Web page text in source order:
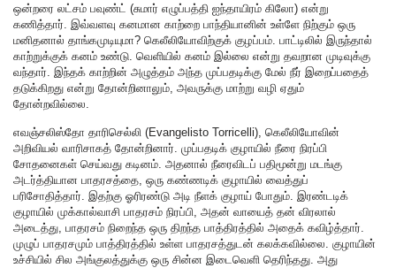
ஒன்றரை லட்சம் பவுண்ட் (சுமார் எழுப்பத்தி ஐந்தாயிரம் கிலோ) என்று
கணித்தார். இவ்வளவு கனமான காற்றை பாந்தியானின் உள்ளே நிற்கும் ஒரு
மனிதனால் தாங்கமுடியுமா? கெலீலியோவிற்குக் குழப்பம். பாட்டிலில் இருந்தால்
காற்றுக்குக் கனம் உண்டு. வெளியில் கனம் இல்லை என்று தவறான முடிவுக்கு
வந்தார். இந்தக் காற்றின் அழுத்தம் அந்த முப்பதடிக்கு மேல் நீர் இறைப்பதைத்
தடுக்கிறது என்று தோன்றினாலும், அவருக்கு மாற்று வழி ஏதும்
தோன்றவில்லை.
எவஞ்சலிஸ்தோ தாரிசெல்லி (Evangelisto Torricelli), கெலீலியோவின்
அறிவியல் வாரிசாகத் தோன்றினார். முப்பதடிக் குழாயில் நீரை நிரப்பி
சோதனைகள் செய்வது கடினம். அதனால் நீரைவிடப் பதிமூன்று மடங்கு
அடர்த்தியான பாதரசத்தை, ஒரு கண்ணடிக் குழாயில் வைத்துப்
பரிசோதித்தார். இதற்கு ஓரிரண்டு அடி நீளக் குழாய் போதும். இரண்டடிக்
குழாயில் முக்கால்வாசி பாதரசம் நிரப்பி, அதன் வாயைத் தன் விரலால்
அடைத்து, பாதரசம் நிறைந்த ஒரு திறந்த பாத்திரத்தில் அதைக் கவிழ்த்தார்.
முழுப் பாதரசமும் பாத்திரத்தில் உள்ள பாதரசத்துடன் கலக்கவில்லை. குழாயின்
உச்சியில் சில அங்குலத்துக்கு ஒரு சின்ன இடைவெளி தெரிந்தது. அது